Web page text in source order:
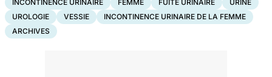
INCONTINENCE URINAIRE
FEMME FUITE URINAIRE
URINE
UROLOGIE
VESSIE
INCONTINENCE URINAIRE DE LA FEMME
ARCHIVES